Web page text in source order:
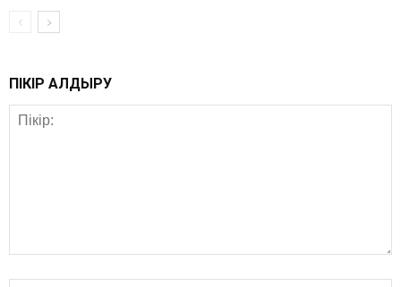
ПІКІР ҚАЛДЫРУ